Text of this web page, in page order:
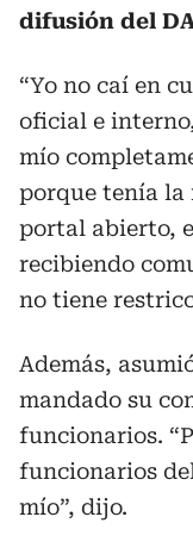
difusión del
“Yo no caí en
oficial e
mío
porque tenía la
portal abierto,
recibiendo
no tiene
Además,
mandado su
funcionarios.
funcionarios
mío”, dijo.